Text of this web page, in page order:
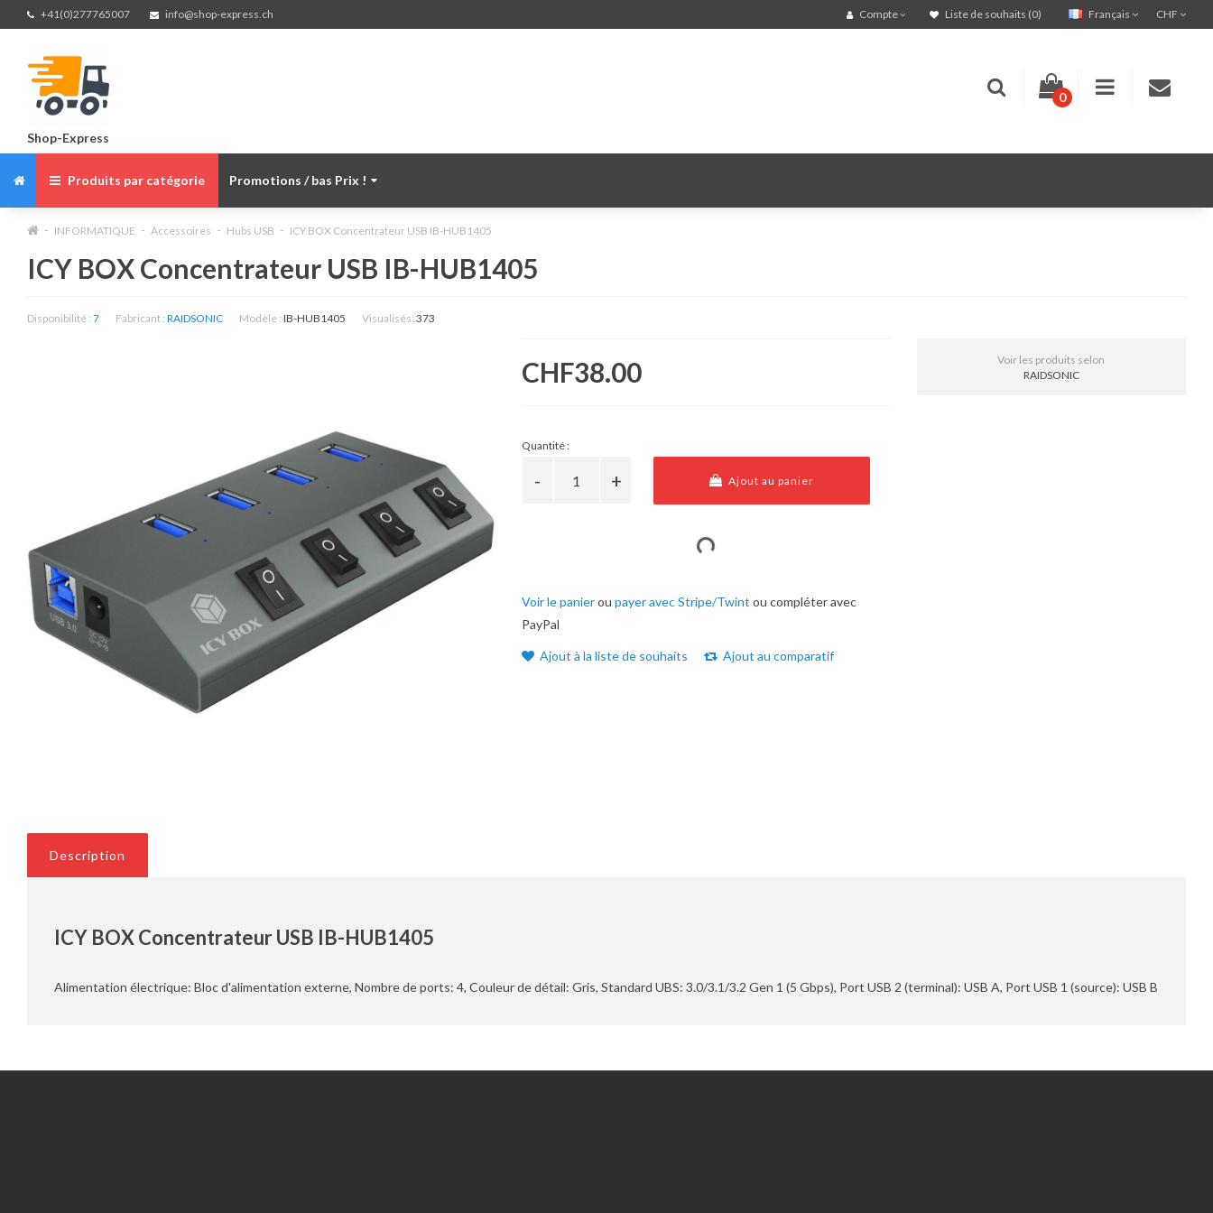
+41(0)277765007 info@shop-express.ch CHF
Français
Compte Liste de souhaits (0)
Shop-Express
0
Produits par catégorie Promotions / bas Prix !
INFORMATIQUE Accessoires Hubs USB ICY BOX Concentrateur USB IB-HUB1405
ICY BOX Concentrateur USB IB-HUB1405
Disponibilité : 7 Fabricant : RAIDSONIC Modèle : IB-HUB1405 Visualisés: 373
CHF38.00
Quantité :
Ajout au panier
Voir le panierou payer avec Stripe/Twint ou compléter avec
PayPal
Ajout à la liste de souhaits Ajout au comparatif
Voir les produits selon
RAIDSONIC
Description
ICY BOX Concentrateur USB IB-HUB1405
Alimentation électrique: Bloc d'alimentation externe, Nombre de ports: 4, Couleur de détail: Gris, Standard UBS: 3.0/3.1/3.2 Gen 1 (5 Gbps), Port USB 2 (terminal): USB A, Port USB 1 (source): USB B